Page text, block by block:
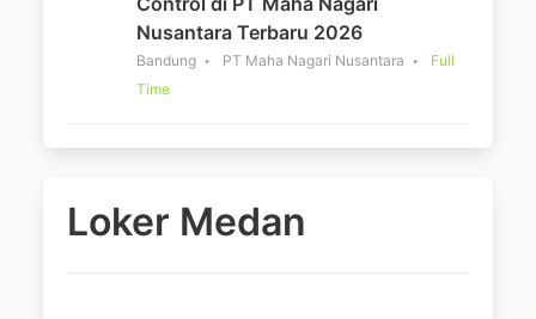
Nusantara Terbaru 2026
Bandung PT Maha Nagari Nusantara
Full
Time
Loker Medan